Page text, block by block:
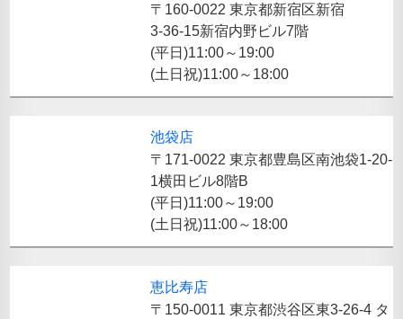
〒160-0022 東京都新宿区新宿
3-36-15新宿内野ビル7階
(平日)11:00～19:00
(土日祝)11:00～18:00
池袋店
〒171-0022 東京都豊島区南池袋1-20-
1横田ビル8階B
(平日)11:00～19:00
(土日祝)11:00～18:00
恵比寿店
〒150-0011 東京都渋谷区東3-26-4 タ